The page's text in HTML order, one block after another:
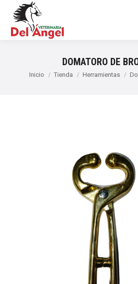
DOMATORO DE
Estás aquí:
Inicio Tienda Herramientas